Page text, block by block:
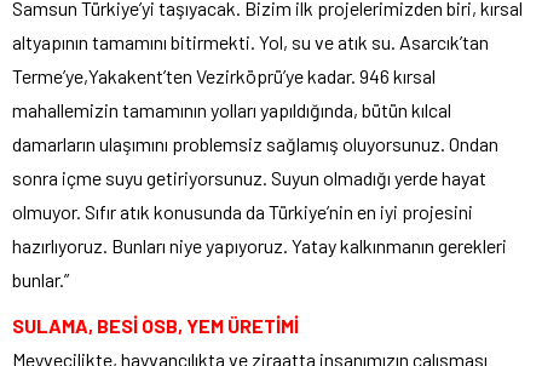
Samsun Türkiye’yi taşıyacak. Bizim ilk projelerimizden biri, kırsal
altyapının tamamını bitirmekti. Yol, su ve atık su. Asarcık’tan
Terme’ye,Yakakent’ten Vezirköprü’ye kadar. 946 kırsal
mahallemizin tamamının yolları yapıldığında, bütün kılcal
damarların ulaşımını problemsiz sağlamış oluyorsunuz. Ondan
sonra içme suyu getiriyorsunuz. Suyun olmadığı yerde hayat
olmuyor. Sıfır atık konusunda da Türkiye’nin en iyi projesini
hazırlıyoruz. Bunları niye yapıyoruz. Yatay kalkınmanın gerekleri
bunlar.”
SULAMA, BESİ OSB, YEM ÜRETİMİ
Meyvecilikte, hayvancılıkta ve ziraatta insanımızın çalışması